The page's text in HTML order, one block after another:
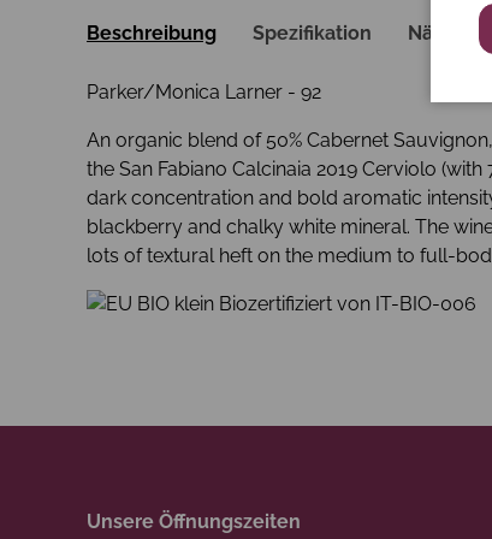
Beschreibung Spezifikation
Parker/Monica Larner - 92
An organic blend of 50% Cabernet
the San Fabiano Calcinaia 2019 Cerviolo
dark concentration and bold aromatic
blackberry and chalky white mineral. The
lots of textural heft on the medium to full-
Biozertifiziert von IT-BIO-006
Unsere Öffnungszeiten